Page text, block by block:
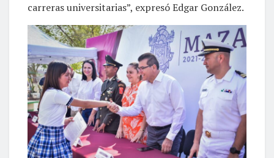
carreras universitarias”, expresó Edgar González.